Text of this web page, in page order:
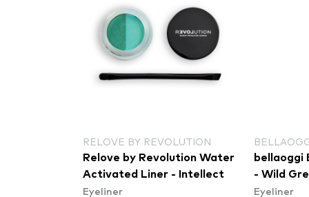
RELOVE BY REVOLUTION
Relove by Revolution Water
Activated Liner - Intellect
Eyeliner
bellaoggi
- Wild
Eyeliner